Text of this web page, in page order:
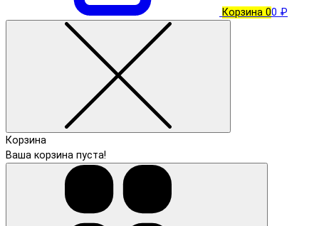
Корзина 00 ₽
Корзина
Ваша корзина пуста!